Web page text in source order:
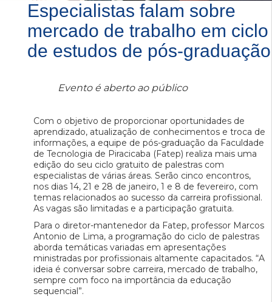
Especialistas falam sobre
mercado de trabalho em ciclo
de estudos de pós-graduação
Evento é aberto ao público
Com o objetivo de proporcionar oportunidades de
aprendizado, atualização de conhecimentos e troca de
informações, a equipe de pós-graduação da Faculdade
de Tecnologia de Piracicaba (Fatep) realiza mais uma
edição do seu ciclo gratuito de palestras com
especialistas de várias áreas. Serão cinco encontros,
nos dias 14, 21 e 28 de janeiro, 1 e 8 de fevereiro, com
temas relacionados ao sucesso da carreira profissional.
As vagas são limitadas e a participação gratuita.
Para o diretor-mantenedor da Fatep, professor Marcos
Antonio de Lima, a programação do ciclo de palestras
aborda temáticas variadas em apresentações
ministradas por profissionais altamente capacitados. “A
ideia é conversar sobre carreira, mercado de trabalho,
sempre com foco na importância da educação
sequencial”.